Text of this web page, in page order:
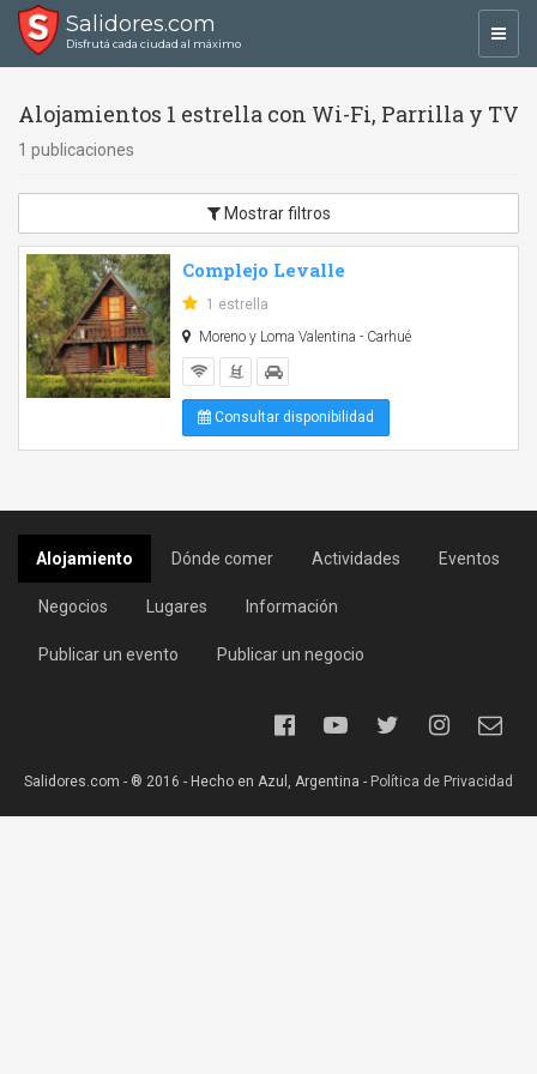
Salidores.com
Disfrutá cada ciudad al máximo
Alojamientos 1 estrella con Wi-Fi, Parrilla y TV
1 publicaciones
Mostrar filtros
Complejo Levalle
1 estrella
Moreno y Loma Valentina - Carhué
Consultar disponibilidad
Alojamiento Dónde comer Actividades Eventos
Negocios Lugares Información
Publicar un evento Publicar un negocio
Salidores.com - ® 2016 - Hecho en Azul, Argentina - Política de Privacidad